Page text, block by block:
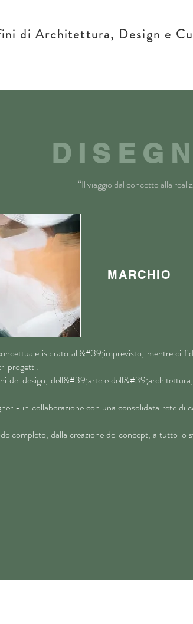
di Architettura, Design e
“Il viaggio dal concetto alla
ispirato all&#39;imprevisto, mentre ci
progetti.
del design, dell&#39;arte e
- in collaborazione con una consolidata rete di
completo, dalla creazione del concept, a tutto
MARCHIO